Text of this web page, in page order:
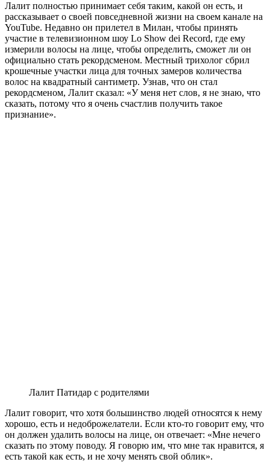
Лалит полностью принимает себя таким, какой он есть, и
рассказывает о своей повседневной жизни на своем канале на
YouTube. Недавно он прилетел в Милан, чтобы принять
участие в телевизионном шоу Lo Show dei Record, где ему
измерили волосы на лице, чтобы определить, сможет ли он
официально стать рекордсменом. Местный трихолог сбрил
крошечные участки лица для точных замеров количества
волос на квадратный сантиметр. Узнав, что он стал
рекордсменом, Лалит сказал: «У меня нет слов, я не знаю, что
сказать, потому что я очень счастлив получить такое
признание».
Лалит Патидар с родителями
Лалит говорит, что хотя большинство людей относятся к нему
хорошо, есть и недоброжелатели. Если кто-то говорит ему, что
он должен удалить волосы на лице, он отвечает: «Мне нечего
сказать по этому поводу. Я говорю им, что мне так нравится, я
есть такой как есть, и не хочу менять свой облик».